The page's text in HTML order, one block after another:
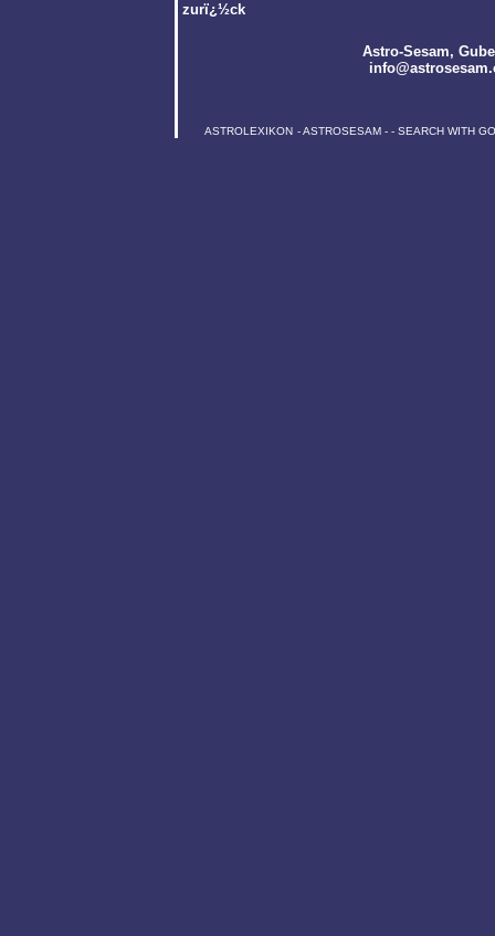
zurï¿½ck
Astro-Sesam,
ASTROLEXIKON -ASTROSESAM - - SEARCH WITH